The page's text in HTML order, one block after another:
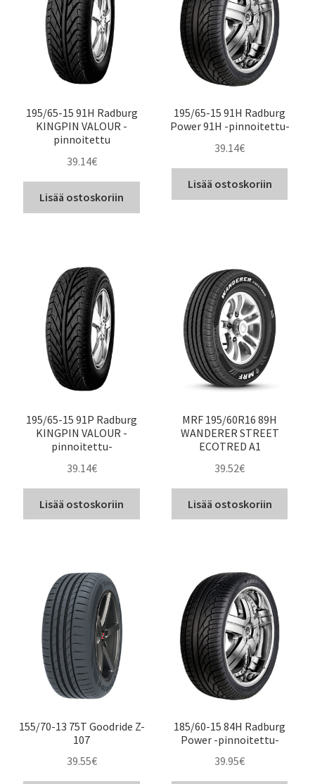
195/65-15 91H Radburg
KINGPIN VALOUR -
pinnoitettu
39.14€
Lisää ostoskoriin
195/65-15 91H Radburg
Power 91H -pinnoitettu-
39.14€
Lisää ostoskoriin
195/65-15 91P Radburg
KINGPIN VALOUR -
pinnoitettu-
39.14€
Lisää ostoskoriin
MRF 195/60R16 89H
WANDERER STREET
ECOTRED A1
39.52€
Lisää ostoskoriin
155/70-13 75T Goodride Z-
107
39.55€
185/60-15 84H Radburg
Power -pinnoitettu-
39.95€